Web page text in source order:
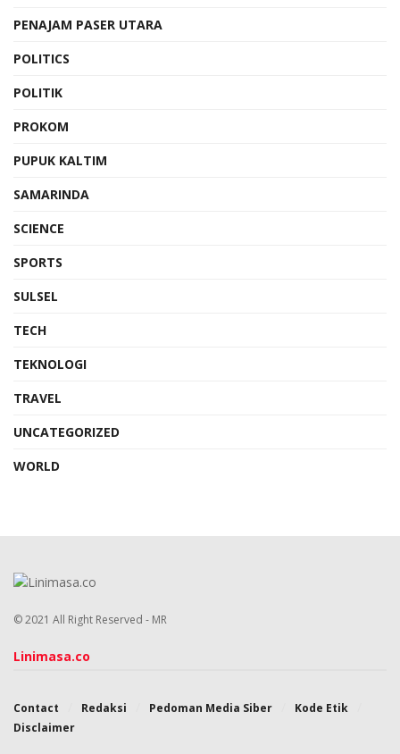
PENAJAM PASER UTARA
POLITICS
POLITIK
PROKOM
PUPUK KALTIM
SAMARINDA
SCIENCE
SPORTS
SULSEL
TECH
TEKNOLOGI
TRAVEL
UNCATEGORIZED
WORLD
© 2021 All Right Reserved - MR
Linimasa.co
Contact Redaksi Pedoman Media Siber
Kode Etik
Disclaimer